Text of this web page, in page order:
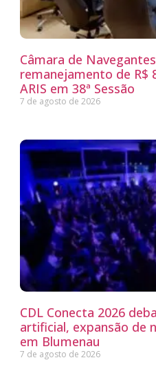
Câmara de
remanejamento de R$
ARIS em 38ª Sessão
7 de agosto de 2026
CDL Conecta 2026
artificial, expansão de
em Blumenau
7 de agosto de 2026